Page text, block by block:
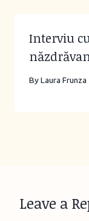
Interviu
ByLaura Frunza
Leave a